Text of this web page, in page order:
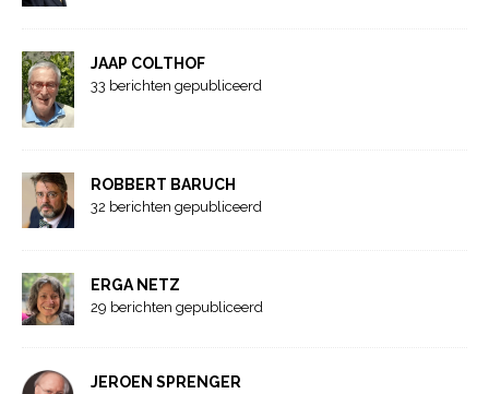
JAAP COLTHOF
33 berichten gepubliceerd
ROBBERT BARUCH
32 berichten gepubliceerd
ERGA NETZ
29 berichten gepubliceerd
JEROEN SPRENGER